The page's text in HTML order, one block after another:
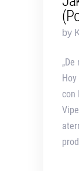
by
Hoy
con